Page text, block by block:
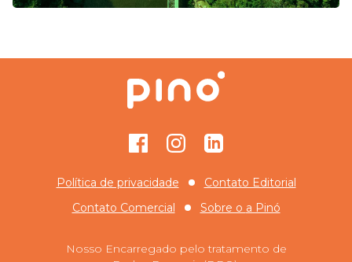
FacebookInstagramGitHub
Política de privacidade
Contato Editorial
Contato Comercial
Sobre o a Pinó
Nosso Encarregado pelo tratamento de